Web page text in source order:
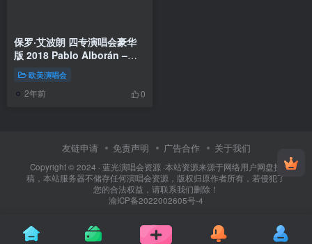
保罗·艾波朗 四专演唱会豪华
版 2018 Pablo Alborán –
Prometo Edición
Especial《ISO 38.7G》
欧美演唱会
2年前 0
友链申请 免责声明 广告合作 关于我们
Copyright © 2024 · 蓝光演唱会资源 ·本站资源来源于网络用户网盘投
稿，本站服务器不储存任何演唱会资源，版权归原作者所有，若侵犯了
您的合法权益，请联系我们删除！
渝ICP备2022002605号-4